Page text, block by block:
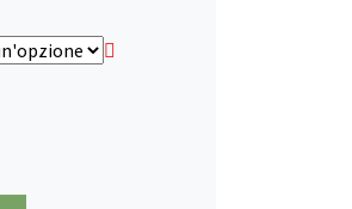
di